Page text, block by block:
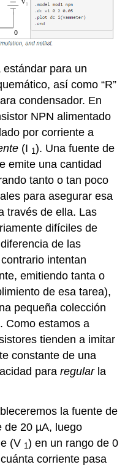
estándar para un
así como “R”
condensador. En
NPN alimentado
por corriente a
(I 1). Una fuente de
emite una cantidad
tanto o tan poco
para asegurar esa
través de ella. Las
difíciles de
de las
intentan
emitiendo tanta o
de esa tarea),
pequeña colección
Como estamos a
tienden a imitar
constante de una
pararegularla
la fuente de
de 20 µA, luego
(V 1) en un rango de 0
corriente pasa